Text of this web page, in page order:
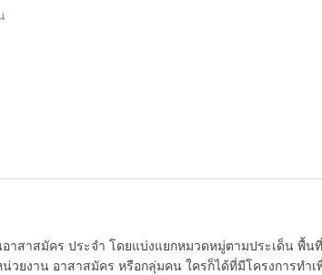
าสาสมัคร ประจำ โดยแบ่งแยกหมวดหมู่ตามประเด็น พื้น
ยงาน อาสาสมัคร หรือกลุ่มคน ใครก็ได้ที่มีโครงการทำเ